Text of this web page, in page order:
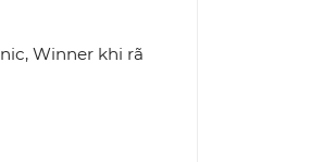
Winner khi rã